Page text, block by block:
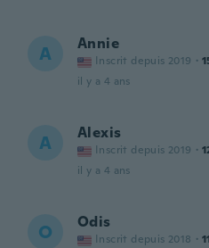
A Annie
Inscrit depuis 2019 ·
il y a 4 ans
A Alexis
Inscrit depuis 2019 ·
il y a 4 ans
O Odis
Inscrit depuis 2018 ·